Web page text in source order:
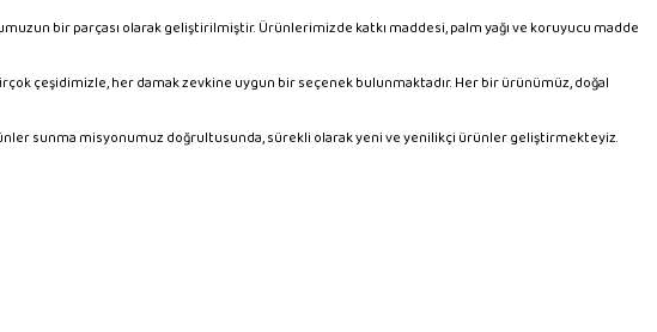
bir parçası olarak geliştirilmiştir. Ürünlerimizde katkı maddesi, palm yağı ve koruyucu madde
çeşidimizle, her damak zevkine uygun bir seçenek bulunmaktadır. Her bir ürünümüz, doğal
sunma misyonumuz doğrultusunda, sürekli olarak yeni ve yenilikçi ürünler geliştirmekteyiz.